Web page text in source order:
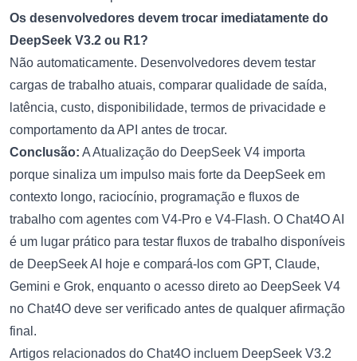
Os desenvolvedores devem trocar imediatamente do
DeepSeek V3.2 ou R1?
Não automaticamente. Desenvolvedores devem testar
cargas de trabalho atuais, comparar qualidade de saída,
latência, custo, disponibilidade, termos de privacidade e
comportamento da API antes de trocar.
Conclusão: AAtualização do DeepSeek V4 importa
porque sinaliza um impulso mais forte da DeepSeek em
contexto longo, raciocínio, programação e fluxos de
trabalho com agentes com V4-Pro e V4-Flash. O Chat4O AI
é um lugar prático para testar fluxos de trabalho disponíveis
de DeepSeek AI
hoje e compará-los com GPT, Claude,
Gemini e Grok, enquanto o acesso direto ao DeepSeek V4
no Chat4O deve ser verificado antes de qualquer afirmação
final.
Artigos relacionados do Chat4O incluem DeepSeek V3.2